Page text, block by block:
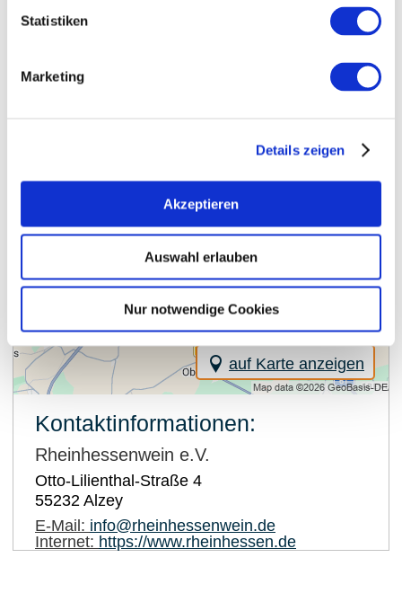
Statistiken
Marketing
Details zeigen
Akzeptieren
Auswahl erlauben
Nur notwendige Cookies
auf Karte anzeigen
Kontaktinformationen:
Rheinhessenwein e.V.
Otto-Lilienthal-Straße 4
55232 Alzey
E-Mail: info@rheinhessenwein.de
Internet: https://www.rheinhessen.de